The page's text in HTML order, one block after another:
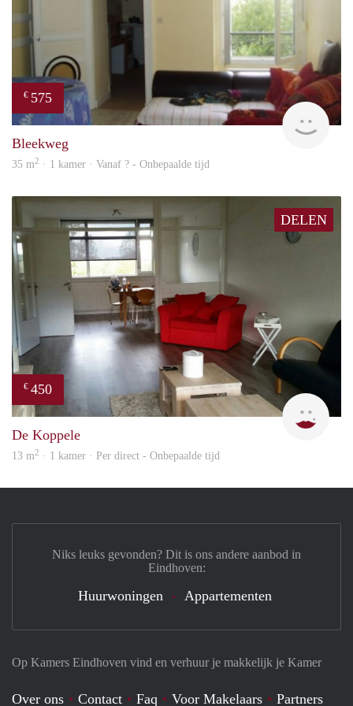
€ 575
Bleekweg
35 m2 · 1 kamer · Vanaf ? - Onbepaalde tijd
DELEN
€ 450
De Koppele
13 m2 · 1 kamer · Per direct - Onbepaalde tijd
Op Kamers Eindhoven vind en verhuur je makkelijk je Kamer
Over ons Contact Faq Voor Makelaars Partners
Niks leuks gevonden? Dit is ons andere aanbod in
Eindhoven:
Huurwoningen Appartementen